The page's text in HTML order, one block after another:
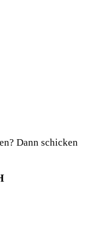
Dann schicken